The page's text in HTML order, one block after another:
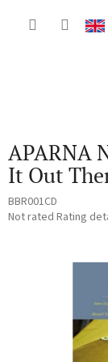
APARNA
It Out
BBR001CD
The
Not rated Rating